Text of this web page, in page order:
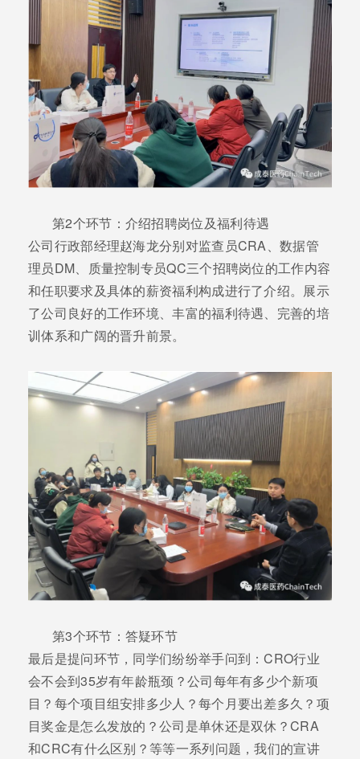
第2个环节：介绍招聘岗位及福利待遇
公司行政部经理赵海龙分别对监查员CRA、数据管
理员DM、质量控制专员QC三个招聘岗位的工作内容
和任职要求及具体的薪资福利构成进行了介绍。展示
了公司良好的工作环境、丰富的福利待遇、完善的培
训体系和广阔的晋升前景。
第3个环节：答疑环节
最后是提问环节，同学们纷纷举手问到：CRO行业
会不会到35岁有年龄瓶颈？公司每年有多少个新项
目？每个项目组安排多少人？每个月要出差多久？项
目奖金是怎么发放的？公司是单休还是双休？CRA
和CRC有什么区别？等等一系列问题，我们的宣讲